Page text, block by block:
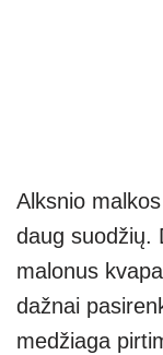
Alksnio
daug suodžių.
malonus
dažnai
medžiaga